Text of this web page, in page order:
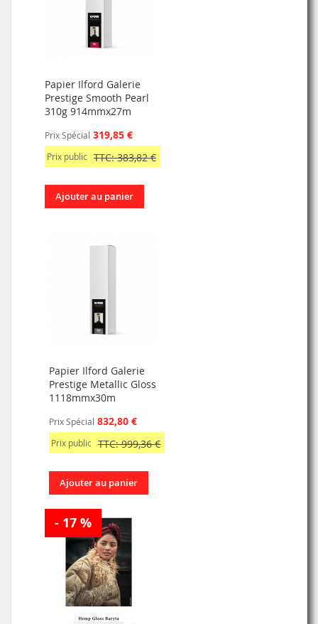
Papier Ilford Galerie
Prestige Smooth Pearl
310g 914mmx27m
Prix Spécial 319,85 €
Prix public TTC: 383,82 €
Ajouter au panier
Papier Ilford Galerie
Prestige Metallic Gloss
1118mmx30m
Prix Spécial 832,80 €
Prix public TTC: 999,36 €
Ajouter au panier
- 17 %